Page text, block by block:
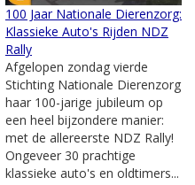
100 Jaar Nationale Dierenzorg:
Klassieke Auto's Rijden NDZ
Rally
Afgelopen zondag vierde
Stichting Nationale Dierenzorg
haar 100-jarige jubileum op
een heel bijzondere manier:
met de allereerste NDZ Rally!
Ongeveer 30 prachtige
klassieke auto's en oldtimers...